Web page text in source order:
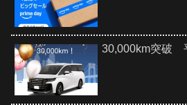
30,000km突破